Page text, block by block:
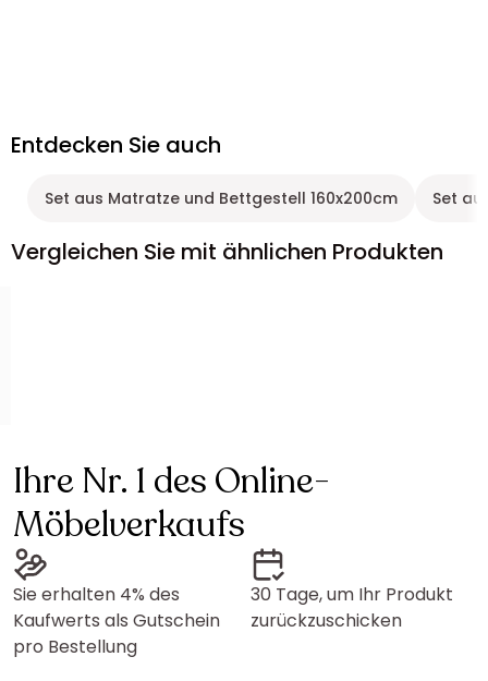
Entdecken Sie auch
Set aus Matratze und Bettgestell 160x200cm Set
Vergleichen Sie mit ähnlichen Produkten
Ihre Nr. 1 des Online-
Möbelverkaufs
Sie erhalten 4% des
Kaufwerts als Gutschein
pro Bestellung
30 Tage, um Ihr Produkt
zurückzuschicken